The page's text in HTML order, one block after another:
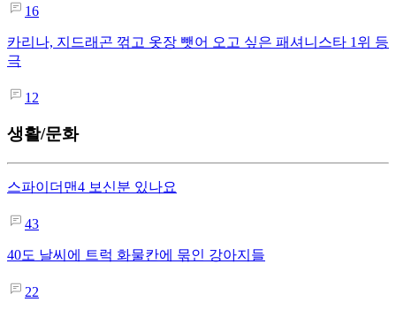
16
카리나, 지드래곤 꺾고 옷장 뺏어 오고 싶은 패셔니스타 1위 등
극
12
생활/문화
스파이더맨4 보신분 있나요
43
40도 날씨에 트럭 화물칸에 묶인 강아지들
22